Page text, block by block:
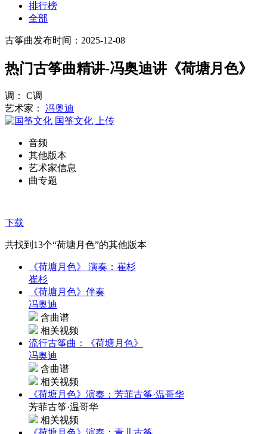
排行榜
全部
古筝曲发布时间：2025-12-08
热门古筝曲精讲-冯奥迪讲《荷塘月色》
调： C调
艺术家： 冯奥迪
国筝文化
上传
音频
其他版本
艺术家信息
曲专题
下载
共找到 13个“荷塘月色”的其他版本
《荷塘月色》 演奏：崔杉
崔杉
《荷塘月色》伴奏
冯奥迪
含曲谱
相关视频
流行古筝曲：《荷塘月色》
冯奥迪
含曲谱
相关视频
《荷塘月色》演奏：芳菲古筝·温哥华
芳菲古筝·温哥华
相关视频